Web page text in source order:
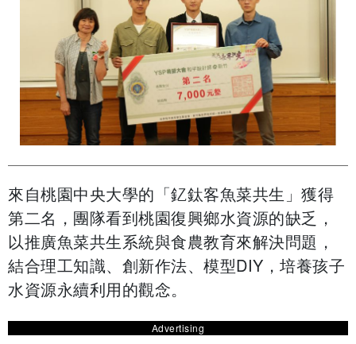
來自桃園中央大學的「釔鈦客魚菜共生」獲得
第二名，團隊看到桃園復興鄉水資源的缺乏，
以推廣魚菜共生系統與食農教育來解決問題，
結合理工知識、創新作法、模型DIY，培養孩子
水資源永續利用的觀念。
Advertising